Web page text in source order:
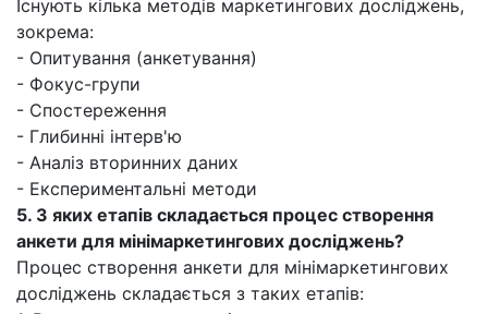
Існують кілька методів маркетингових досліджень,
зокрема:
- Опитування (анкетування)
- Фокус-групи
- Спостереження
- Глибинні інтерв'ю
- Аналіз вторинних даних
- Експериментальні методи
5. З яких етапів складається процес створення
анкети для мінімаркетингових досліджень?
Процес створення анкети для мінімаркетингових
досліджень складається з таких етапів: